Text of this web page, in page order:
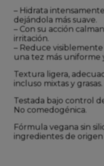
– Hidrata
dejándola más suave.
– Con su acción
irritación.
– Reduce
una tez más uniforme
Textura ligera,
incluso mixtas y grasas.
Testada bajo control
No comedogénica.
Fórmula vegana sin
ingredientes de